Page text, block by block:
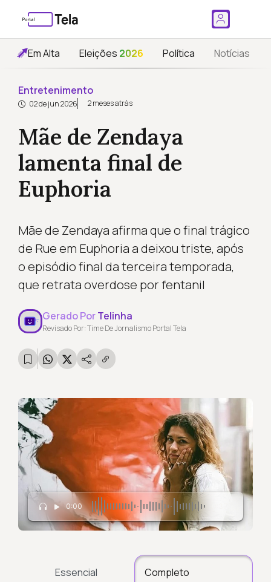
Em Alta Eleições 2026 Política Notícias
Entretenimento
02 de jun 2026 2 meses atrás
Mãe de Zendaya
lamenta final de
Euphoria
Mãe de Zendaya afirma que o final trágico
de Rue em Euphoria a deixou triste, após
o episódio final da terceira temporada,
que retrata overdose por fentanil
Gerado PorTelinha
Revisado Por: Time De Jornalismo Portal Tela
0:00
Essencial Completo